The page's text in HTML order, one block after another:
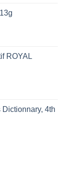
ROYAL
4th